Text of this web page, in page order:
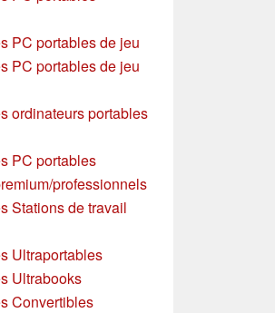
PC portables de jeu
PC portables de jeu
ordinateurs portables
PC portables
professionnels
Stations de travail
Ultraportables
Ultrabooks
Convertibles